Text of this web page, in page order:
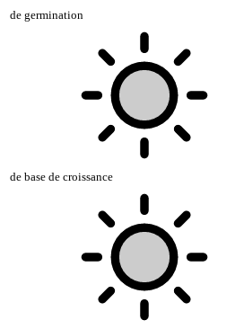
de germination
de base de croissance